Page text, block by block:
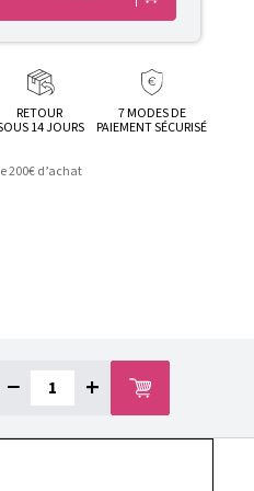
RETOUR
14 JOURS
7 MODES DE
PAIEMENT SÉCURISÉ
200€ d’achat
− +